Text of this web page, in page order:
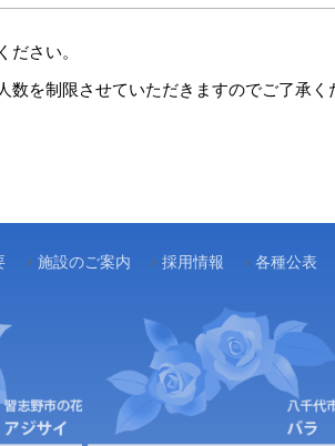
さい。
を制限させていただきますのでご了承く
施設のご案内 採用情報 各種公表